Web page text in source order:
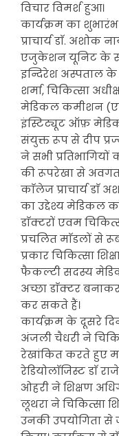
विचार विमर्श हुआ।
कार्यक्रम का
प्राचार्य डाॅ. अशोक
एजुकेशन यूनिट के
इन्दिरेश अस्पताल के
शर्मा, चिकित्सा
मेडिकल कमीशन
इंस्टिट्यूट ऑफ़
संयुक्त रूप से दीप
ने सभी
की रूपरेखा से
काॅलेज प्राचार्य डाॅ
का उद्देश्य मेडिकल
डाॅक्टरों एवम
प्रचलित माॅडलों से
प्रकार चिकित्सा
फैकल्टी सदस्य
अच्छा डाॅक्टर
कर सकते हैं।
कार्यक्रम के दूसरे
अंजली चैधरी ने
रेखांकित करते हुए
रेडियोलाॅजिस्ट डाॅ
ओहरी ने शिक्षण
लूथरा ने चिकित्सा
उनकी उपयोगिता से